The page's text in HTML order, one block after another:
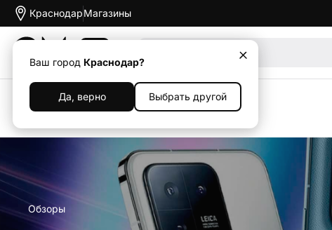
Краснодар
Ваш город Краснодар?
Да, верно Выбрать другой
Магазины
Обзоры